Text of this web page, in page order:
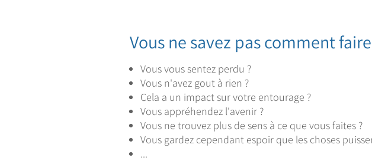
Vous ne savez pas comment
Vous vous sentez perdu ?
Vous n'avez gout à rien ?
Cela a un impact sur votre entourage ?
Vous appréhendez l'avenir ?
Vous ne trouvez plus de sens à ce que vous faites ?
Vous gardez cependant espoir que les choses
...